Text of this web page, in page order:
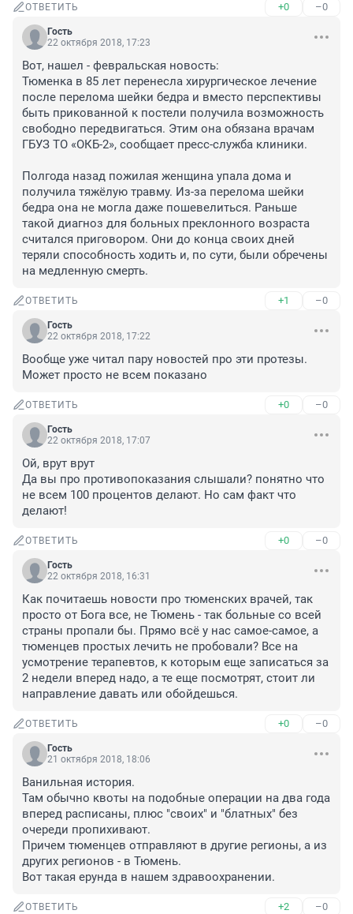
ОТВЕТИТЬ +0 –0
Гость
22 октября 2018, 17:23
Вот, нашел - февральская новость:
Тюменка в 85 лет перенесла хирургическое лечение
после перелома шейки бедра и вместо перспективы
быть прикованной к постели получила возможность
свободно передвигаться. Этим она обязана врачам
ГБУЗ ТО «ОКБ-2», сообщает пресс-служба клиники.
Полгода назад пожилая женщина упала дома и
получила тяжёлую травму. Из-за перелома шейки
бедра она не могла даже пошевелиться. Раньше
такой диагноз для больных преклонного возраста
считался приговором. Они до конца своих дней
теряли способность ходить и, по сути, были обречены
на медленную смерть.
ОТВЕТИТЬ +1 –0
Гость
22 октября 2018, 17:22
Вообще уже читал пару новостей про эти протезы.
Может просто не всем показано
ОТВЕТИТЬ +0 –0
Гость
22 октября 2018, 17:07
Ой, врут врут
Да вы про противопоказания слышали? понятно что
не всем 100 процентов делают. Но сам факт что
делают!
ОТВЕТИТЬ +0 –0
Гость
22 октября 2018, 16:31
Как почитаешь новости про тюменских врачей, так
просто от Бога все, не Тюмень - так больные со всей
страны пропали бы. Прямо всё у нас самое-самое, а
тюменцев простых лечить не пробовали? Все на
усмотрение терапевтов, к которым еще записаться за
2 недели вперед надо, а те еще посмотрят, стоит ли
направление давать или обойдешься.
ОТВЕТИТЬ +0 –0
Гость
21 октября 2018, 18:06
Ванильная история.
Там обычно квоты на подобные операции на два года
вперед расписаны, плюс "своих" и "блатных" без
очереди пропихивают.
Причем тюменцев отправляют в другие регионы, а из
других регионов - в Тюмень.
Вот такая ерунда в нашем здравоохранении.
ОТВЕТИТЬ +2 –0